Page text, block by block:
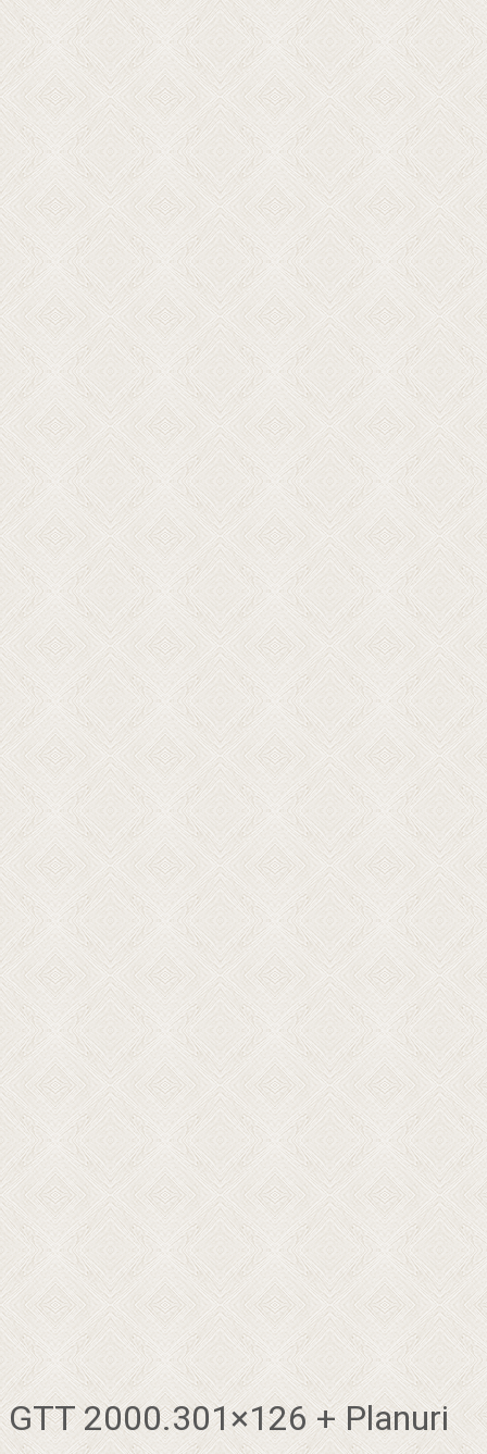
GTT 2000.301×126 + Planuri